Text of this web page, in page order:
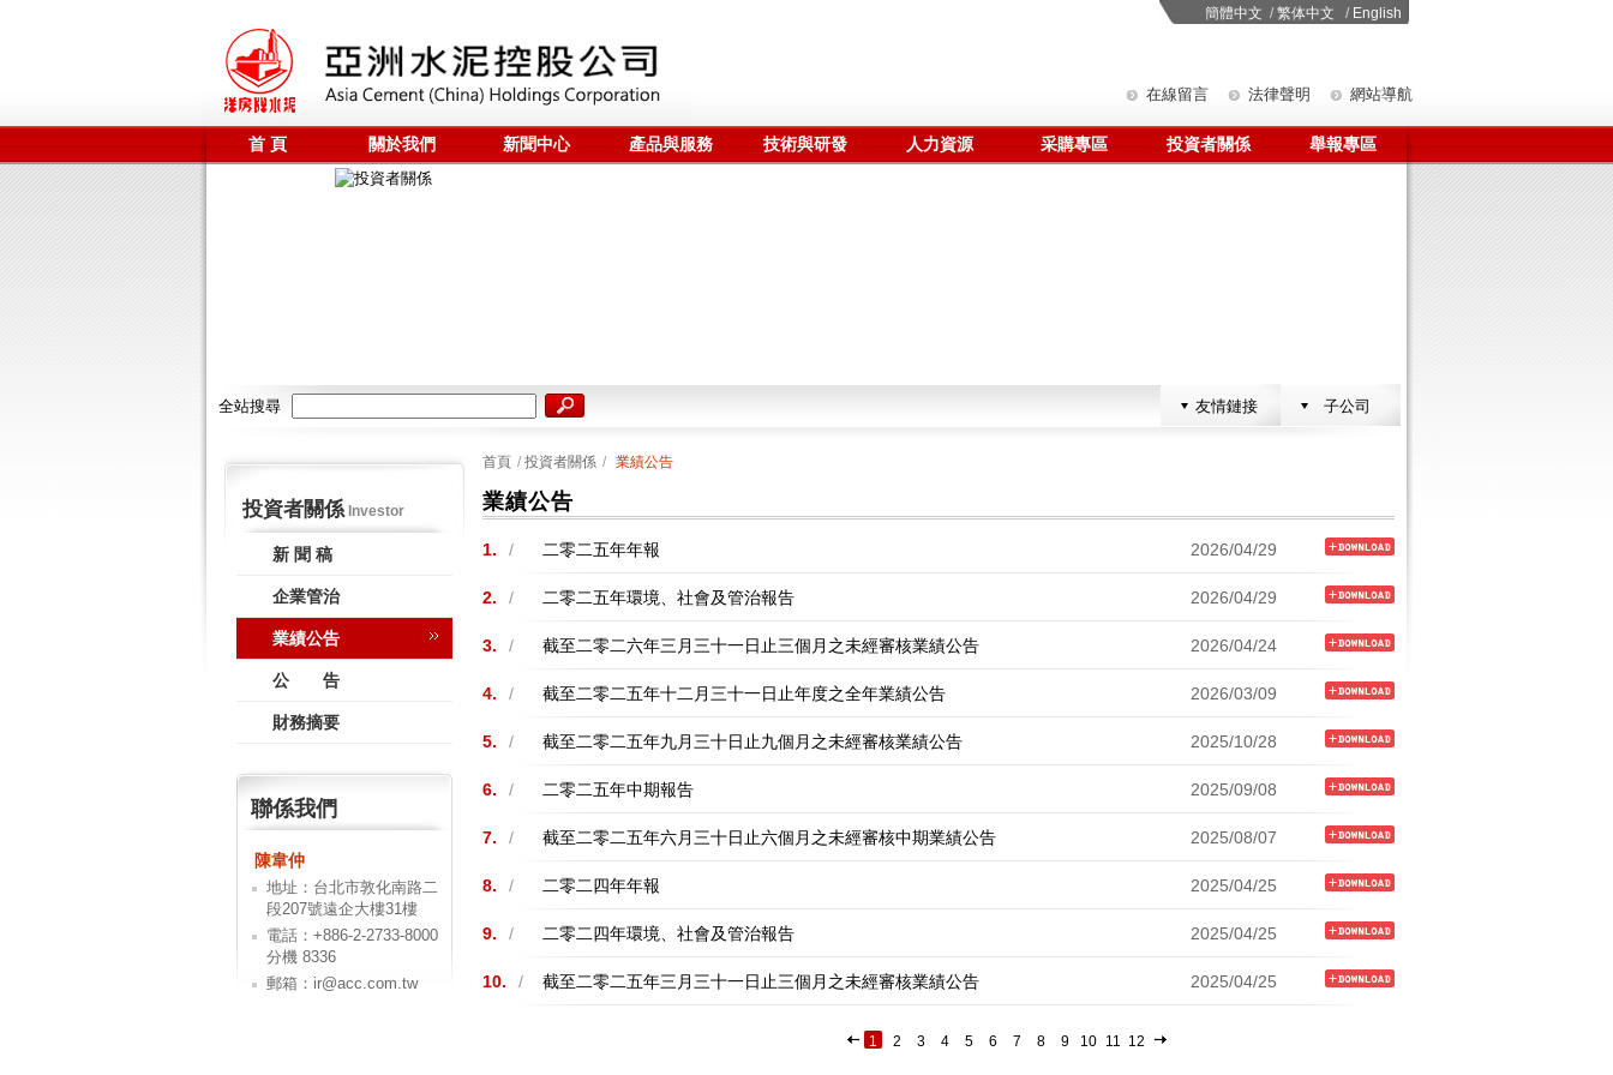
簡體中文 / 繁体中文 / English
網站導航
法律聲明
在線留言
首 頁 關於我們 新聞中心 產品與服務 技術與研發 人力資源 采購專區 投資者關係
舉報專區
全站搜尋 子公司
友情鏈接
投資者關係Investor
新 聞 稿
企業管治
業績公告
公 告
財務摘要
聯係我們
陳韋仲
地址：台北市敦化南路二
段207號遠企大樓31樓
電話：+886-2-2733-8000
分機 8336
郵箱：ir@acc.com.tw
首頁 / 投資者關係 / 業績公告
業績公告
1. / 二零二五年年報 2026/04/29
2. / 二零二五年環境、社會及管治報告 2026/04/29
3. / 截至二零二六年三月三十一日止三個月之未經審核業績公告 2026/04/24
4. / 截至二零二五年十二月三十一日止年度之全年業績公告 2026/03/09
5. / 截至二零二五年九月三十日止九個月之未經審核業績公告 2025/10/28
6. / 二零二五年中期報告 2025/09/08
7. / 截至二零二五年六月三十日止六個月之未經審核中期業績公告 2025/08/07
8. / 二零二四年年報 2025/04/25
9. / 二零二四年環境、社會及管治報告 2025/04/25
10. / 截至二零二五年三月三十一日止三個月之未經審核業績公告 2025/04/25
1 2 3 4 5 6 7 8 9 10 11 12